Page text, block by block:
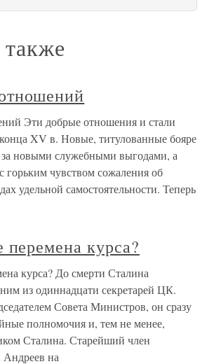
Эти добрые отношения и стали
конца XV в. Новые, титулованные бояре
новыми служебными выгодами, а
горьким чувством сожаления об
удельной самостоятельности. Теперь
перемена курса?
курса? До смерти Сталина
из одиннадцати секретарей ЦК.
Совета Министров, он сразу
полномочия и, тем не менее,
Сталина. Старейший член
на